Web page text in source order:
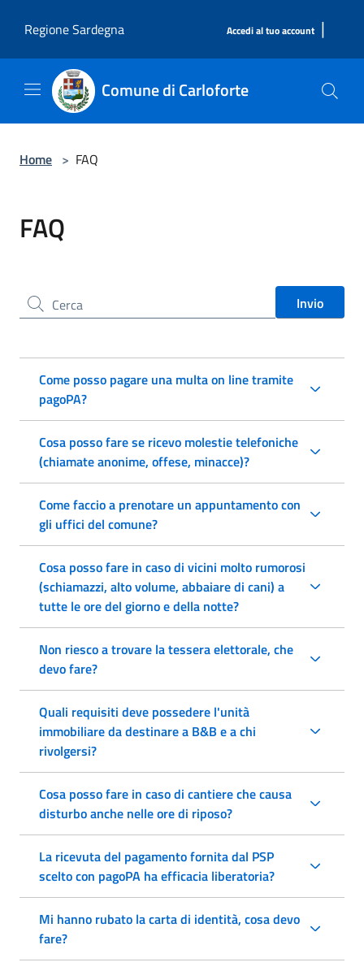
Regione Sardegna
Accedi al tuo account |
Comune di Carloforte
Home > FAQ
FAQ
Cerca nel sito Invio
Come posso pagare una multa on line tramite
pagoPA?
Cosa posso fare se ricevo molestie telefoniche
(chiamate anonime, offese, minacce)?
Come faccio a prenotare un appuntamento con
gli uffici del comune?
Cosa posso fare in caso di vicini molto rumorosi
(schiamazzi, alto volume, abbaiare di cani) a
tutte le ore del giorno e della notte?
Non riesco a trovare la tessera elettorale, che
devo fare?
Quali requisiti deve possedere l'unità
immobiliare da destinare a B&B e a chi
rivolgersi?
Cosa posso fare in caso di cantiere che causa
disturbo anche nelle ore di riposo?
La ricevuta del pagamento fornita dal PSP
scelto con pagoPA ha efficacia liberatoria?
Mi hanno rubato la carta di identità, cosa devo
fare?